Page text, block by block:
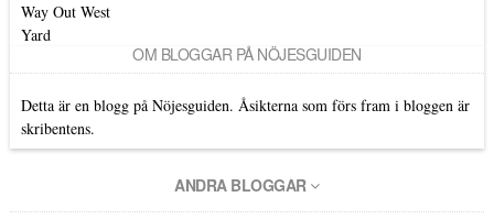
Way Out West
Yard
OM BLOGGAR PÅ NÖJESGUIDEN
Detta är en blogg på Nöjesguiden. Åsikterna som förs fram i bloggen är
skribentens.
ANDRA BLOGGAR